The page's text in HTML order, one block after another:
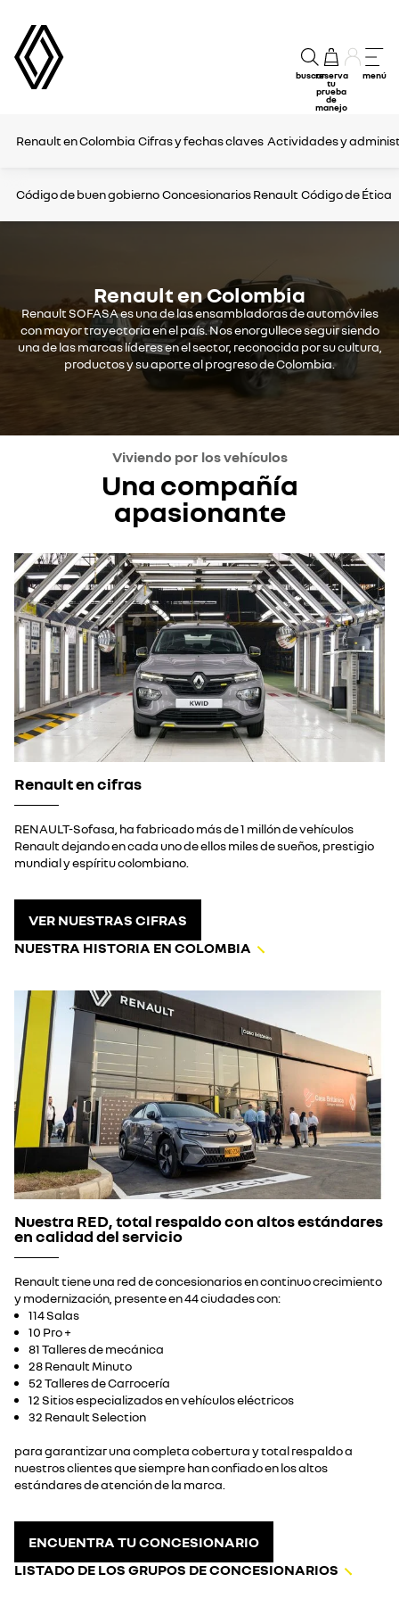
buscarreserva
tu
prueba
de
manejo
menú
Renault en Colombia Cifras y fechas claves Actividades y
Código de buen gobierno Concesionarios Renault Código de Ética
Renault en Colombia
Renault SOFASA es una de las ensambladoras de automóviles
con mayor trayectoria en el país. Nos enorgullece seguir siendo
una de las marcas líderes en el sector, reconocida por su cultura,
productos y su aporte al progreso de Colombia.
Viviendo por los vehículos
Una compañía
apasionante
Renault en cifras
RENAULT-Sofasa, ha fabricado más de 1 millón de vehículos
Renault dejando en cada uno de ellos miles de sueños, prestigio
mundial y espíritu colombiano.
VER NUESTRAS CIFRAS
NUESTRA HISTORIA EN COLOMBIA
Nuestra RED, total respaldo con altos estándares
en calidad del servicio
Renault tiene una red de concesionarios en continuo crecimiento
y modernización, presente en 44 ciudades con:
114 Salas
10 Pro +
81 Talleres de mecánica
28 Renault Minuto
52 Talleres de Carrocería
12 Sitios especializados en vehículos eléctricos
32 Renault Selection
para garantizar una completa cobertura y total respaldo a
nuestros clientes que siempre han confiado en los altos
estándares de atención de la marca.
ENCUENTRA TU CONCESIONARIO
LISTADO DE LOS GRUPOS DE CONCESIONARIOS